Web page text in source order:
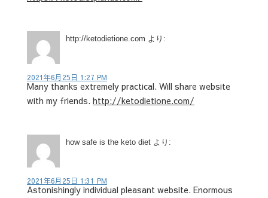
http://ketodietione.com より:
2021年6月25日 1:27 PM
Many thanks extremely practical. Will share website
with my friends. http://ketodietione.com/
how safe is the keto diet より:
2021年6月25日 1:31 PM
Astonishingly individual pleasant website. Enormous